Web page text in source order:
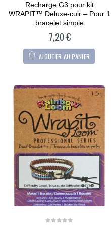
0
out
of
5
Recharge G3 pour kit
WRAPIT™ Deluxe-cuir – Pour 1
bracelet simple
7,20€
AJOUTER AU PANIER